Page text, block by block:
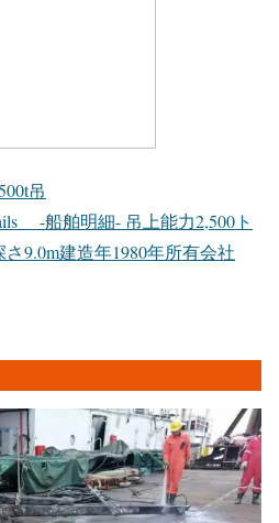
吊
-船舶明細- 吊上能力2,500ト
さ9.0m建造年1980年所有会社